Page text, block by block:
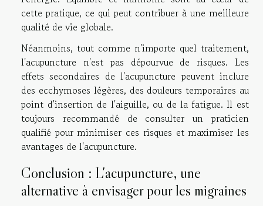
cette pratique, ce qui peut contribuer à une meilleure
qualité de vie globale.
Néanmoins, tout comme n'importe quel traitement,
l'acupuncture n'est pas dépourvue de risques. Les
effets secondaires de l'acupuncture peuvent inclure
des ecchymoses légères, des douleurs temporaires au
point d'insertion de l'aiguille, ou de la fatigue. Il est
toujours recommandé de consulter un praticien
qualifié pour minimiser ces risques et maximiser les
avantages de l'acupuncture.
Conclusion : L'acupuncture, une
alternative à envisager pour les migraines